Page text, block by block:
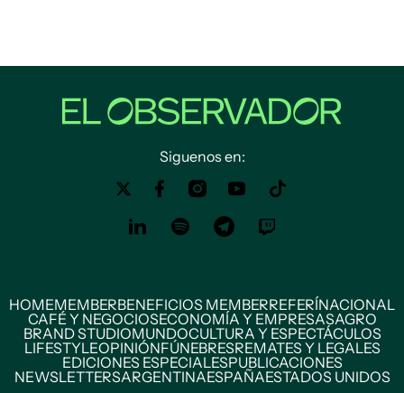
Siguenos en:
HOMEMEMBERBENEFICIOS MEMBERREFERÍNACIONAL
CAFÉ Y NEGOCIOSECONOMÍA Y EMPRESASAGRO
BRAND STUDIOMUNDOCULTURA Y ESPECTÁCULOS
LIFESTYLEOPINIÓNFÚNEBRESREMATES Y LEGALES
EDICIONES ESPECIALESPUBLICACIONES
NEWSLETTERSARGENTINAESPAÑAESTADOS UNIDOS